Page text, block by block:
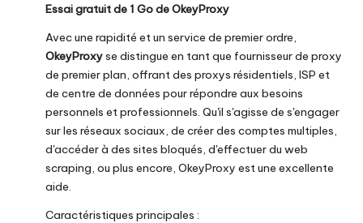
Essai gratuit de 1 Go de OkeyProxy
Avec une rapidité et un service de premier ordre,
OkeyProxyse distingue en tant que fournisseur de proxy
de premier plan, offrant des proxys résidentiels, ISP et
de centre de données pour répondre aux besoins
personnels et professionnels. Qu'il s'agisse de s'engager
sur les réseaux sociaux, de créer des comptes multiples,
d'accéder à des sites bloqués, d'effectuer du web
scraping, ou plus encore, OkeyProxy est une excellente
aide.
Caractéristiques principales :